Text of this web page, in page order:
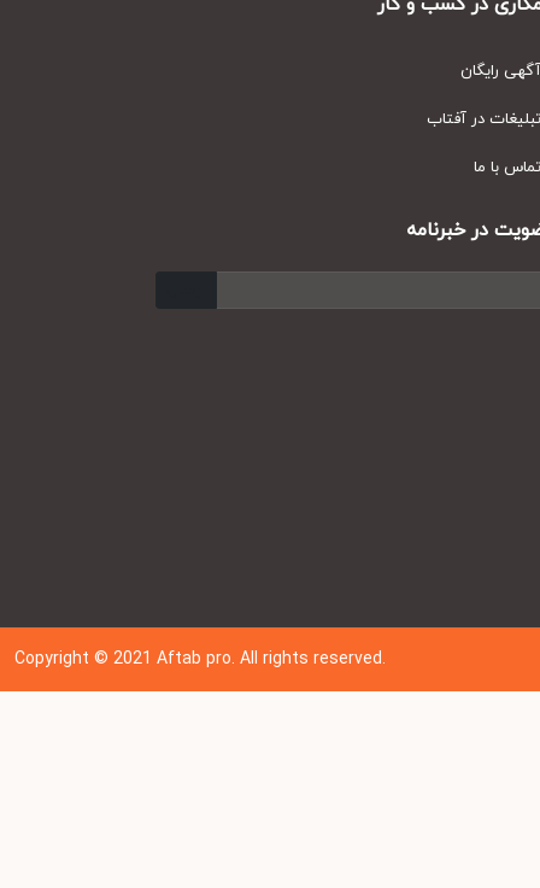
رایگان
در آفتاب
با ما
در خبرنامه
Copyright © 202 1Aftab pro. All rights reserved.